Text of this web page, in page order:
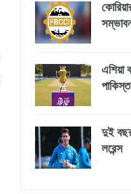
এশিয়া
দুই বছর
লরেন্স